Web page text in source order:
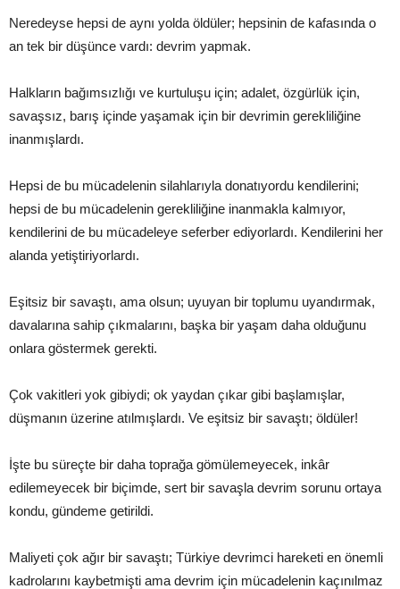
Neredeyse hepsi de aynı yolda öldüler; hepsinin de kafasında o
an tek bir düşünce vardı: devrim yapmak.
Halkların bağımsızlığı ve kurtuluşu için; adalet, özgürlük için,
savaşsız, barış içinde yaşamak için bir devrimin gerekliliğine
inanmışlardı.
Hepsi de bu mücadelenin silahlarıyla donatıyordu kendilerini;
hepsi de bu mücadelenin gerekliliğine inanmakla kalmıyor,
kendilerini de bu mücadeleye seferber ediyorlardı. Kendilerini her
alanda yetiştiriyorlardı.
Eşitsiz bir savaştı, ama olsun; uyuyan bir toplumu uyandırmak,
davalarına sahip çıkmalarını, başka bir yaşam daha olduğunu
onlara göstermek gerekti.
Çok vakitleri yok gibiydi; ok yaydan çıkar gibi başlamışlar,
düşmanın üzerine atılmışlardı. Ve eşitsiz bir savaştı; öldüler!
İşte bu süreçte bir daha toprağa gömülemeyecek, inkâr
edilemeyecek bir biçimde, sert bir savaşla devrim sorunu ortaya
kondu, gündeme getirildi.
Maliyeti çok ağır bir savaştı; Türkiye devrimci hareketi en önemli
kadrolarını kaybetmişti ama devrim için mücadelenin kaçınılmaz